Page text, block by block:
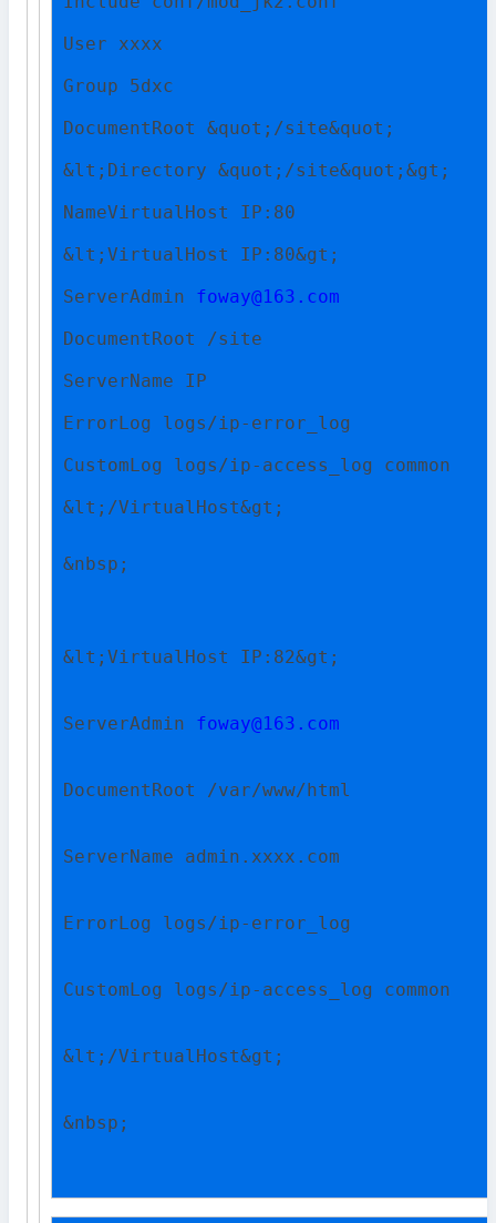
User xxxx
Group 5dxc
DocumentRoot &quot;/site&quot;
&lt;Directory &quot;/site&quot;&gt;
NameVirtualHost IP:80
&lt;VirtualHost IP:80&gt;
ServerAdmin foway@163.com
DocumentRoot /site
ServerName IP
ErrorLog logs/ip-error_log
CustomLog logs/ip-access_log common
&lt;/VirtualHost&gt;
&nbsp;
&lt;VirtualHost IP:82&gt;
ServerAdmin foway@163.com
DocumentRoot /var/www/html
ServerName admin.xxxx.com
ErrorLog logs/ip-error_log
CustomLog logs/ip-access_log common
&lt;/VirtualHost&gt;
&nbsp;